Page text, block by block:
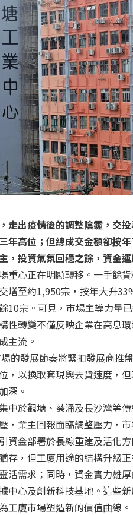
走出疫情後的調整陰霾，交
年高位；但總成交金額卻按
，投資氣氛回穩之餘，資金運
重心正在明顯轉移。一手餘
增至約1,950宗，按年大升
10宗。可見，市場主導力量
性轉變不僅反映企業在高息
主流。
的發展節奏將緊扣發展商推
，以換取套現與去貨速度，
深。
中於觀塘、葵涌及長沙灣等
，業主回報面臨調整壓力，
資金部署於長線重建及活化方
存，但工廈用途的結構升級
活需求；同時，資金實力雄
中心及創新科技基地。這些
工廈市場塑造新的價值曲線。